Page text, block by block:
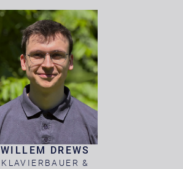
WILLEM DREWS
KLAVIERBAUER &